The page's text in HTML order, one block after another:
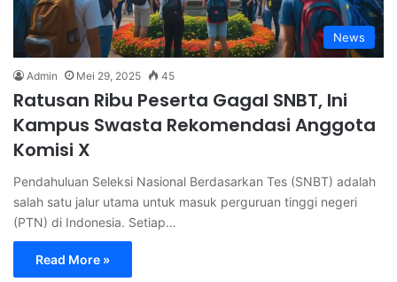
News
Admin Mei 29, 2025 45
Ratusan Ribu Peserta Gagal SNBT, Ini
Kampus Swasta Rekomendasi Anggota
Komisi X
Pendahuluan Seleksi Nasional Berdasarkan Tes (SNBT) adalah
salah satu jalur utama untuk masuk perguruan tinggi negeri
(PTN) di Indonesia. Setiap…
Read More »